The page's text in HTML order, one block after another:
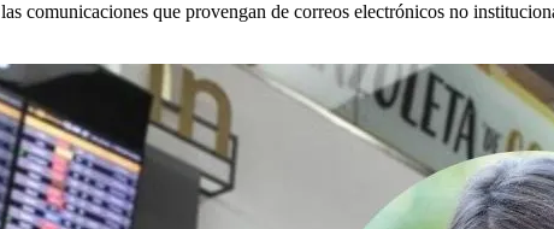
las comunicaciones que provengan de correos electrónicos no